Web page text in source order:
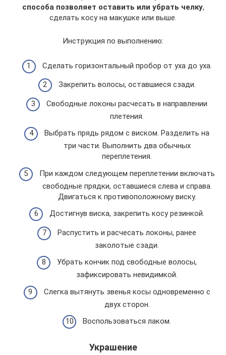
способа позволяет оставить или убрать челку,
сделать косу на макушке или выше.
Инструкция по выполнению:
Сделать горизонтальный пробор от уха до уха.
Закрепить волосы, оставшиеся сзади.
Свободные локоны расчесать в направлении
плетения.
Выбрать прядь рядом с виском. Разделить на
три части. Выполнить два обычных
переплетения.
При каждом следующем переплетении включать
свободные прядки, оставшиеся слева и справа.
Двигаться к противоположному виску.
Достигнув виска, закрепить косу резинкой.
Распустить и расчесать локоны, ранее
заколотые сзади.
Убрать кончик под свободные волосы,
зафиксировать невидимкой.
Слегка вытянуть звенья косы одновременно с
двух сторон.
Воспользоваться лаком.
Украшение